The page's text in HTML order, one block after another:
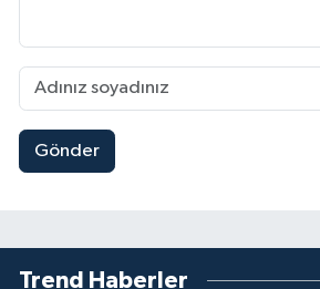
Gönder
Trend Haberler